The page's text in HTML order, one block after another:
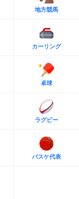
地方競馬
カーリング
卓球
ラグビー
バスケ代表